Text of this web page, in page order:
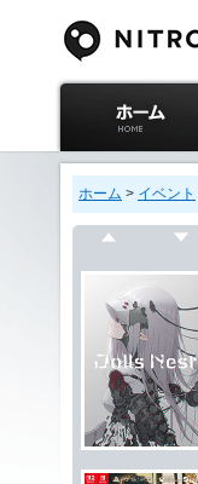
ニトロプラス公式
サイト ホーム
ホーム > イベント